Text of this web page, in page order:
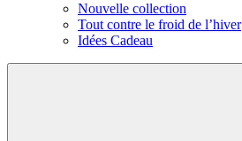
Nouvelle collection
Tout contre le froid de l’hiver
Idées Cadeau